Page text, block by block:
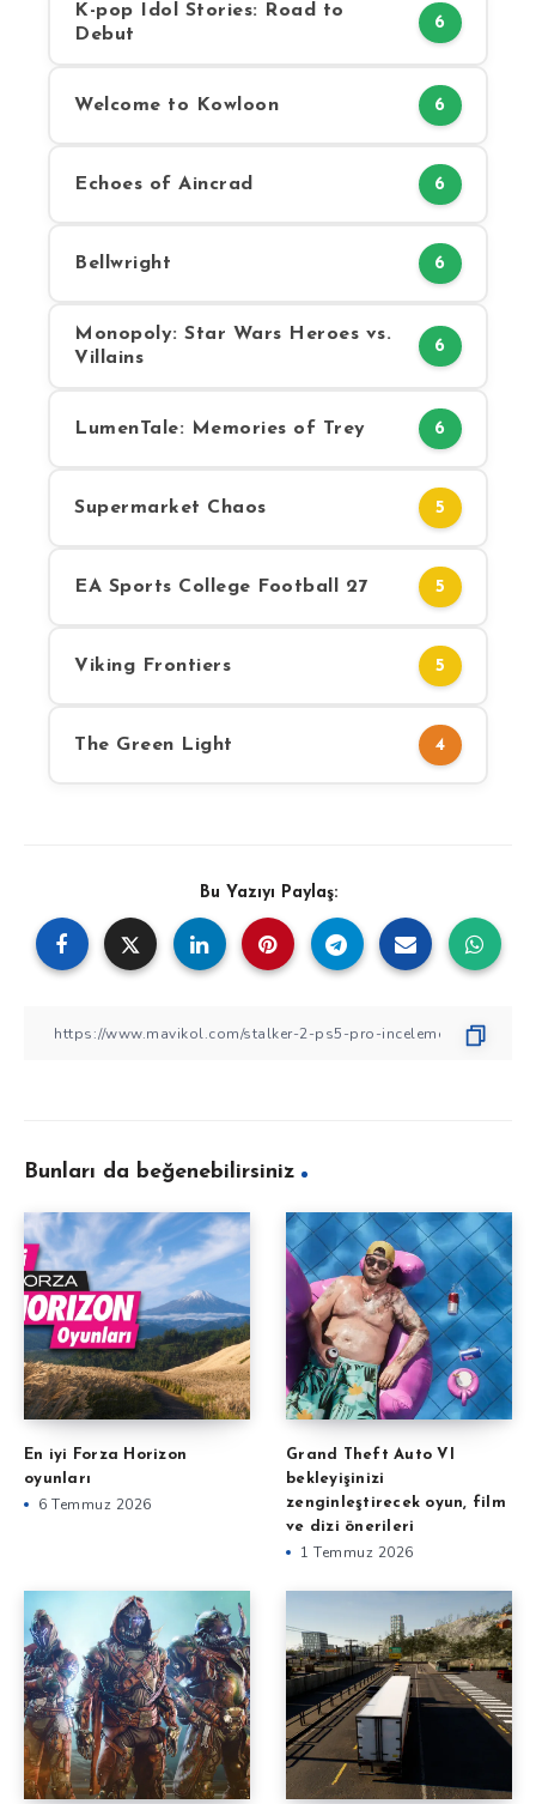
K-pop Idol Stories: Road to
Debut
6
Welcome to Kowloon 6
Echoes of Aincrad 6
Bellwright 6
Monopoly: Star Wars Heroes vs.
Villains
6
LumenTale: Memories of Trey 6
Supermarket Chaos 5
EA Sports College Football 27 5
Viking Frontiers 5
The Green Light 4
Bu Yazıyı Paylaş:
Bunları da beğenebilirsiniz
En iyi Forza Horizon
oyunları
6 Temmuz 2026
Grand Theft Auto VI
bekleyişinizi
zenginleştirecek oyun, film
ve dizi önerileri
1 Temmuz 2026